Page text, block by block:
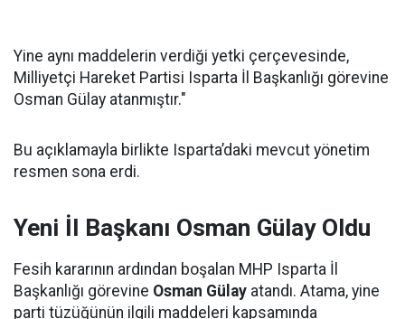
Yine aynı maddelerin verdiği yetki çerçevesinde,
Milliyetçi Hareket Partisi Isparta İl Başkanlığı görevine
Osman Gülay atanmıştır."
Bu açıklamayla birlikte Isparta’daki mevcut yönetim
resmen sona erdi.
Yeni İl Başkanı Osman Gülay Oldu
Fesih kararının ardından boşalan MHP Isparta İl
Başkanlığı görevine Osman Gülay atandı. Atama, yine
parti tüzüğünün ilgili maddeleri kapsamında